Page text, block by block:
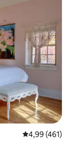
Średnia
4,99 (461)